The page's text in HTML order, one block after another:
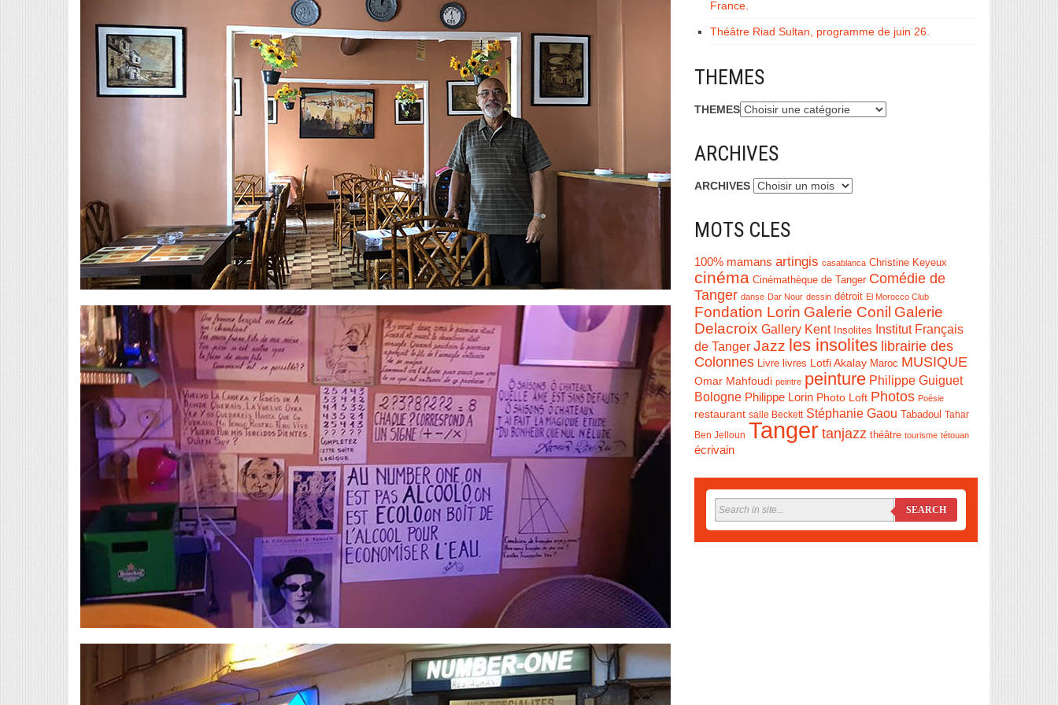
France.
Théâtre Riad Sultan, programme de juin 26.
THEMES
THEMES
ARCHIVES
ARCHIVES
MOTS CLES
100% mamans artingis casablanca Christine Keyeux
cinéma Cinémathèque de Tanger Comédie de
Tanger danse Dar Nour dessin détroit El Morocco Club
Fondation Lorin Galerie Conil Galerie
Delacroix Gallery Kent Insolites
Institut Français
de Tanger Jazz les insolites librairie des
Colonnes Livre livres Lotfi Akalay Maroc MUSIQUE
Omar Mahfoudi peintre peinture Philippe Guiguet
Bologne Philippe Lorin Photo Loft Photos Poésie
restaurant salle Beckett Stéphanie Gaou Tabadoul Tahar
Ben Jelloun Tanger tanjazz théâtre tourisme tétouan
écrivain
SEARCH